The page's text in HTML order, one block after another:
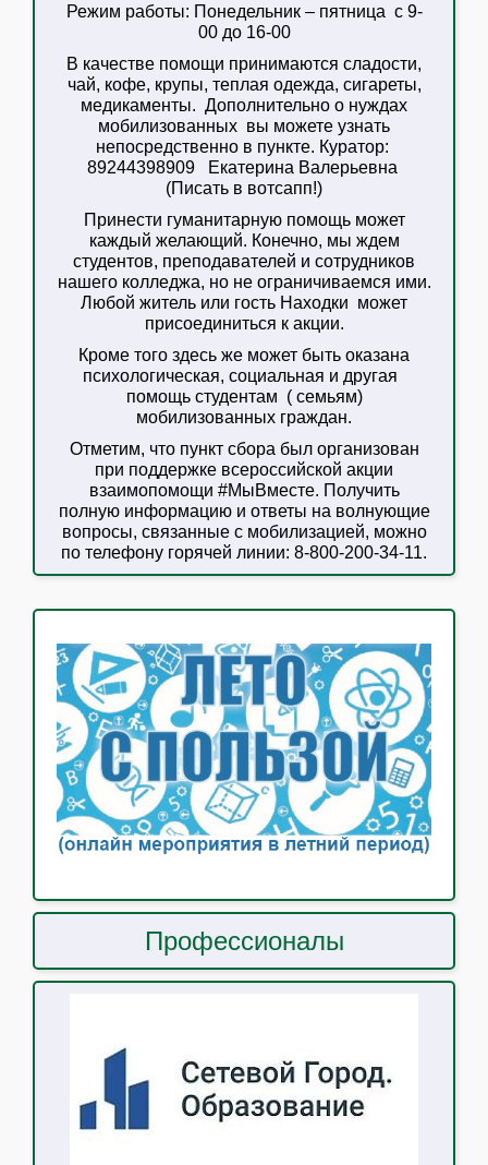
Режим работы: Понедельник – пятница с 9-
00 до 16-00
В качестве помощи принимаются сладости,
чай, кофе, крупы, теплая одежда, сигареты,
медикаменты. Дополнительно о нуждах
мобилизованных вы можете узнать
непосредственно в пункте. Куратор:
89244398909 Екатерина Валерьевна
(Писать в вотсапп!)
Принести гуманитарную помощь может
каждый желающий. Конечно, мы ждем
студентов, преподавателей и сотрудников
нашего колледжа, но не ограничиваемся ими.
Любой житель или гость Находки может
присоединиться к акции.
Кроме того здесь же может быть оказана
психологическая, социальная и другая
помощь студентам ( семьям)
мобилизованных граждан.
Отметим, что пункт сбора был организован
при поддержке всероссийской акции
взаимопомощи #МыВместе. Получить
полную информацию и ответы на волнующие
вопросы, связанные с мобилизацией, можно
по телефону горячей линии: 8-800-200-34-11.
Профессионалы